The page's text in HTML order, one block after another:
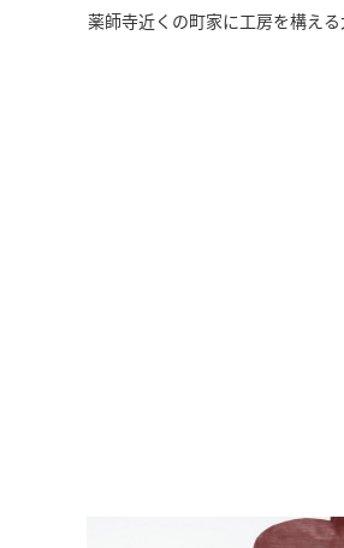
薬師寺近くの町家に工房を構え